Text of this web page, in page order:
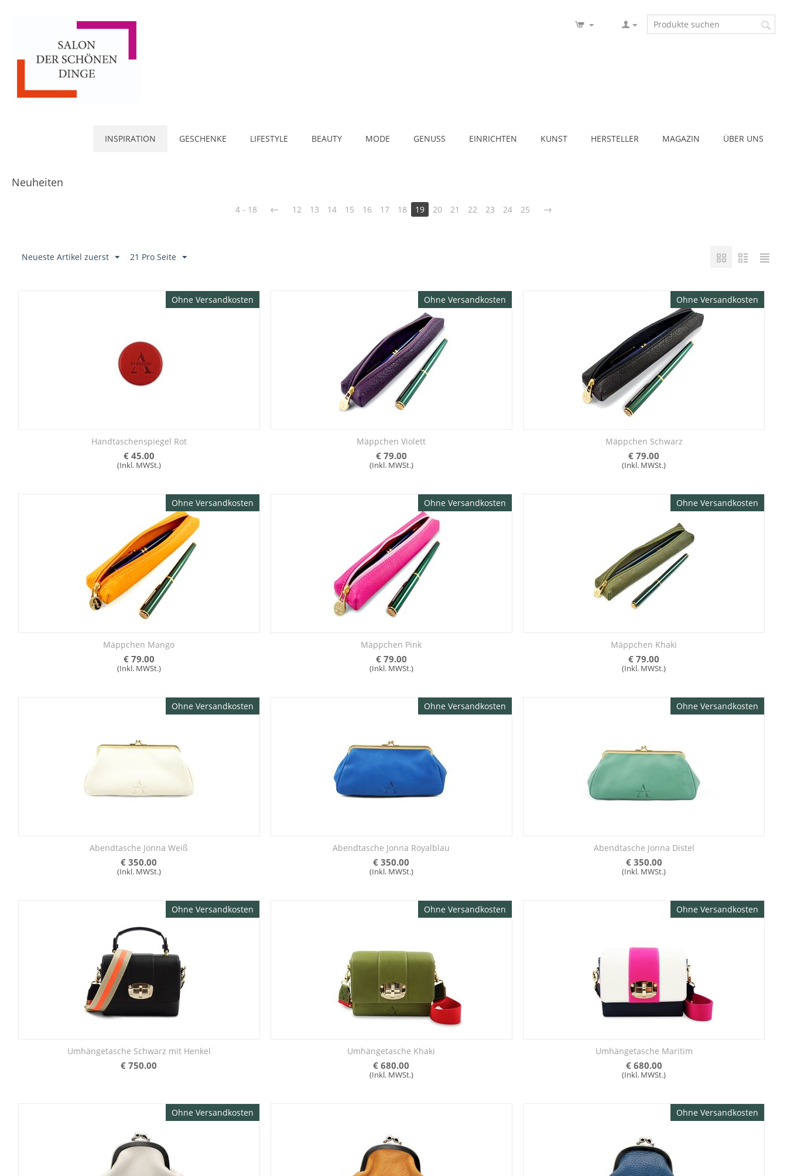
INSPIRATION GESCHENKE LIFESTYLE BEAUTY MODE GENUSS EINRICHTEN KUNST HERSTELLER MAGAZIN ÜBER UNS
Neuheiten
4 - 18 12 13 14 15 16 17 18 19 20 21 22 23 24 25
Neueste Artikel zuerst 21 Pro Seite
Ohne Versandkosten
Handtaschenspiegel Rot
€ 45.00
(Inkl. MWSt.)
Ohne Versandkosten
Mäppchen Violett
€ 79.00
(Inkl. MWSt.)
Ohne Versandkosten
Mäppchen Schwarz
€79.00
(Inkl. MWSt.)
Ohne Versandkosten
Mäppchen Mango
€ 79.00
(Inkl. MWSt.)
Ohne Versandkosten
Mäppchen Pink
€ 79.00
(Inkl. MWSt.)
Ohne Versandkosten
Mäppchen Khaki
€79.00
(Inkl. MWSt.)
Ohne Versandkosten
Abendtasche Jonna Weiß
€350.00
(Inkl. MWSt.)
Ohne Versandkosten
Abendtasche Jonna Royalblau
€350.00
(Inkl. MWSt.)
Ohne Versandkosten
Abendtasche Jonna Distel
€ 350.00
(Inkl. MWSt.)
Ohne Versandkosten
Umhängetasche Schwarz mit Henkel
€750.00
Ohne Versandkosten
Umhängetasche Khaki
€680.00
(Inkl. MWSt.)
Ohne Versandkosten
Umhängetasche Maritim
€ 680.00
(Inkl. MWSt.)
Ohne Versandkosten Ohne Versandkosten